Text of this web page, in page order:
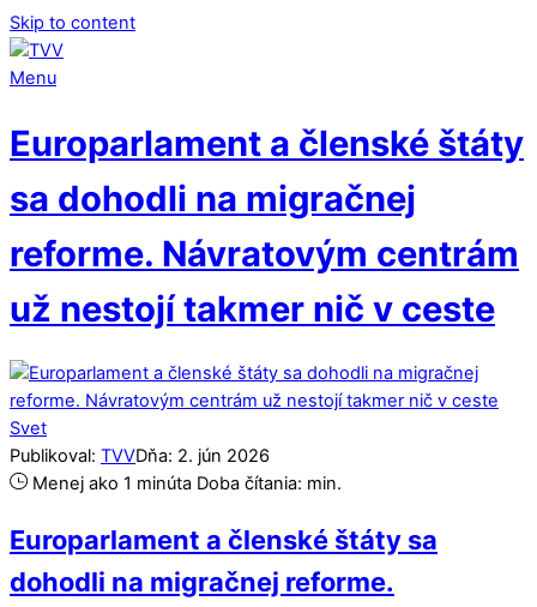
Skip to content
Menu
Europarlament a členské štáty
sa dohodli na migračnej
reforme. Návratovým centrám
už nestojí takmer nič v ceste
Svet
Publikoval: TVVDňa: 2. jún 2026
Menej ako 1 minúta Doba čítania: min.
Europarlament a členské štáty sa
dohodli na migračnej reforme.